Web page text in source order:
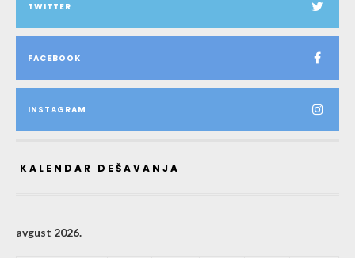
TWITTER
FACEBOOK
INSTAGRAM
KALENDAR DEŠAVANJA
avgust 2026.